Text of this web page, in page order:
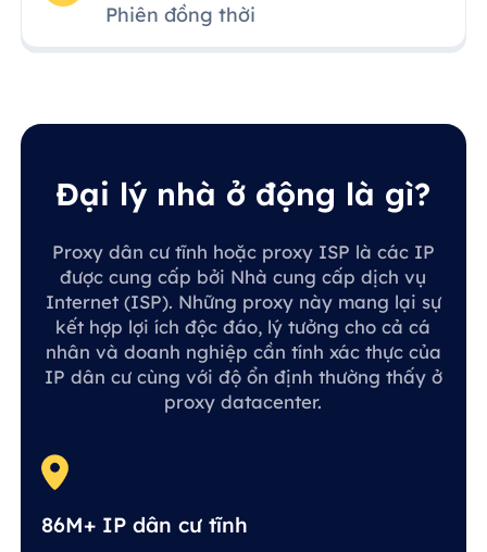
Phiên đồng thời
Đại lý nhà ở động là gì?
Proxy dân cư tĩnh hoặc proxy ISP là các IP
được cung cấp bởi Nhà cung cấp dịch vụ
Internet (ISP). Những proxy này mang lại sự
kết hợp lợi ích độc đáo, lý tưởng cho cả cá
nhân và doanh nghiệp cần tính xác thực của
IP dân cư cùng với độ ổn định thường thấy ở
proxy datacenter.
86M+ IP dân cư tĩnh